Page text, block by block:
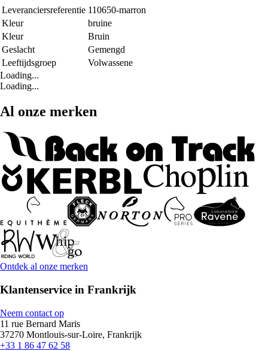
Leveranciersreferentie 110650-marron
Kleur
bruine
Kleur
Bruin
Geslacht
Gemengd
Leeftijdsgroep
Volwassene
Loading...
Loading...
Al onze merken
Ontdek al onze merken
Klantenservice in Frankrijk
Neem contact op
11 rue Bernard Maris
37270 Montlouis-sur-Loire, Frankrijk
+33 1 86 47 62 58